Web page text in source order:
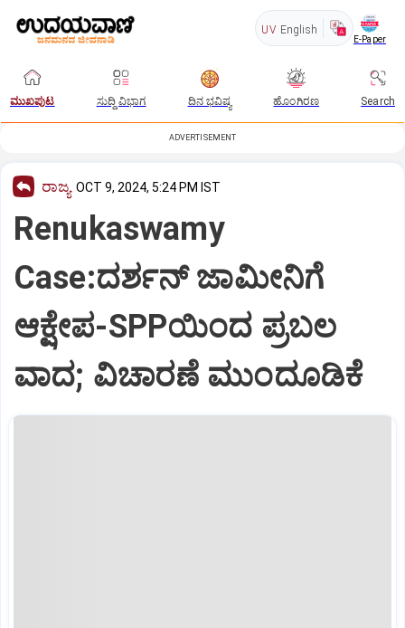
UV English
E-Paper
ಮುಖಪುಟ ಸುದ್ದಿ ವಿಭಾಗ ದಿನ ಭವಿಷ್ಯ ಹೊಂಗಿರಣ Search
ADVERTISEMENT
ರಾಜ್ಯ OCT 9, 2024, 5:24 PM IST
Renukaswamy
Case:ದರ್ಶನ್‌ ಜಾಮೀನಿಗೆ
ಆಕ್ಷೇಪ-SPPಯಿಂದ ಪ್ರಬಲ
ವಾದ; ವಿಚಾರಣೆ ಮುಂದೂಡಿಕೆ